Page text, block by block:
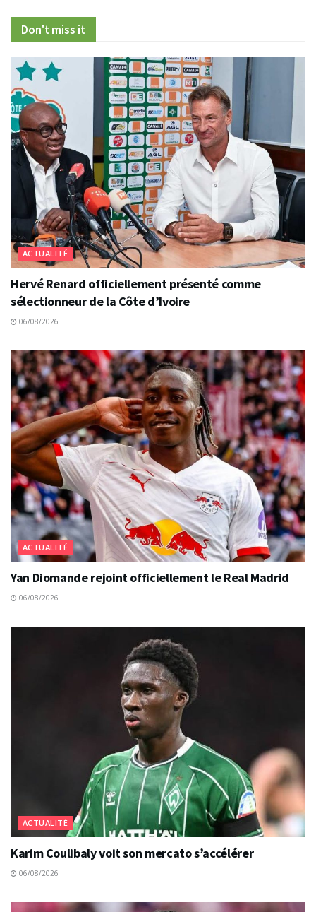
Don't miss it
ACTUALITÉ
Hervé Renard officiellement présenté comme
sélectionneur de la Côte d’Ivoire
06/08/2026
ACTUALITÉ
Yan Diomande rejoint officiellement le Real Madrid
06/08/2026
ACTUALITÉ
Karim Coulibaly voit son mercato s’accélérer
06/08/2026